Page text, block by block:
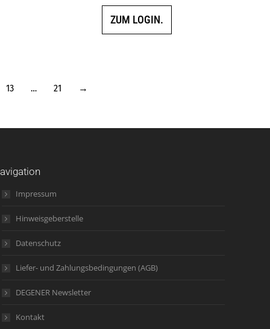
ZUM LOGIN.
13 … 21 →
Impressum
Hinweisgeberstelle
Datenschutz
Liefer- und Zahlungsbedingungen (AGB)
DEGENER Newsletter
Kontakt